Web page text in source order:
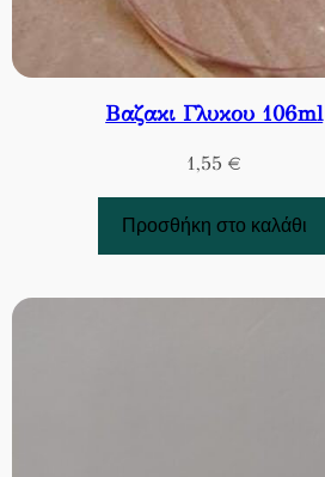
Βαζακι Γλυκου 106ml
1,55 €
Προσθήκη στο καλάθι